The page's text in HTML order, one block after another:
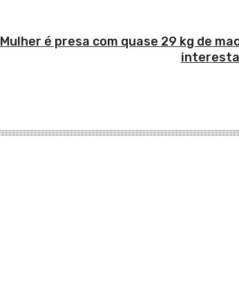
Mulher é presa com quase 29 kg de